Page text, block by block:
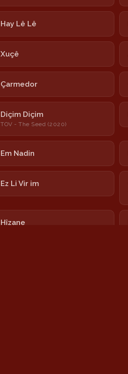
Hay Lê Lê
Xuçê
Çarmedor
Diçim Diçim
TOV - The Seed (2020)
Em Nadin
Ez Li Vir im
Hîzane